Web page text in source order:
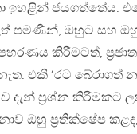
ඉහළින් ජයගත්තේය.
පමණින්, ඔහුට සහ
කිරීමටත්,
එකී ‘රට බේරාගත්
දැන් ප‍්‍රශ්න කිරීමකට
ඔහු ප‍්‍රතික්ෂේප